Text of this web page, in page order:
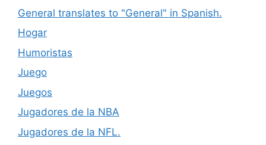
General translates to "General" in Spanish.
Hogar
Humoristas
Juego
Juegos
Jugadores de la NBA
Jugadores de la NFL.